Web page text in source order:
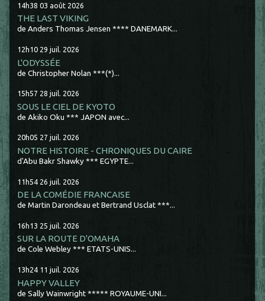
14h38 03 août 2026
THE LAST VIKING
de Anders Thomas Jensen **** DANEMARK...
12h10 29 juil. 2026
L'ODYSSÉE
de Christopher Nolan ***(*)...
15h57 28 juil. 2026
SOUS LE CIEL DE KYOTO
de Akiko Oku *** JAPON avec...
20h05 27 juil. 2026
NOTRE HISTOIRE - CHRONIQUES DU CAIRE
d'Abu Bakr Shawky *** EGYPTE...
11h54 26 juil. 2026
DE LA COMÉDIE FRANCAISE
de Martin Darondeau et Bertrand Usclat ***...
16h13 25 juil. 2026
SUR LA ROUTE D'OMAHA
de Cole Webley *** ETATS-UNIS...
13h24 11 juil. 2026
HAPPY VALLEY
de Sally Wainwright ***** ROYAUME-UNI...